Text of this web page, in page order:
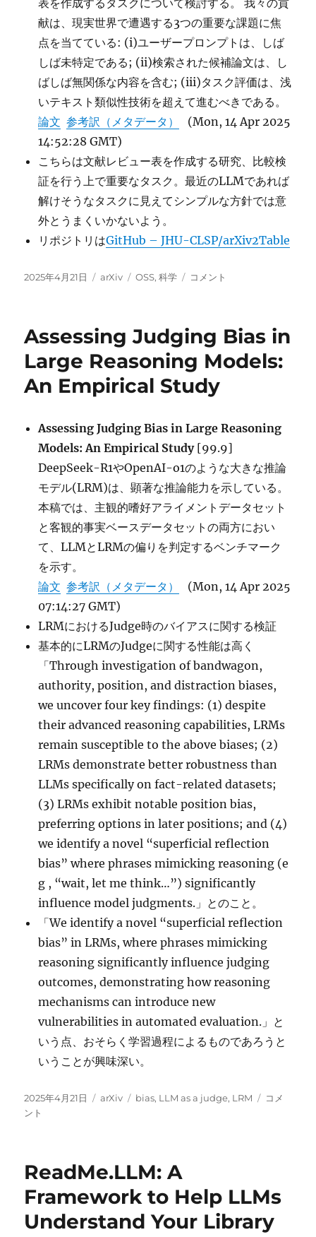
表を作成するタスクについて検討する。 我々の貢
献は、現実世界で遭遇する3つの重要な課題に焦
点を当てている: (i)ユーザープロンプトは、しば
しば未特定である; (ii)検索された候補論文は、し
ばしば無関係な内容を含む; (iii)タスク評価は、浅
いテキスト類似性技術を超えて進むべきである。
論文 参考訳（メタデータ）
(Mon, 14 Apr 2025
14:52:28 GMT)
こちらは文献レビュー表を作成する研究、比較検
証を行う上で重要なタスク。最近のLLMであれば
解けそうなタスクに見えてシンプルな方針では意
外とうまくいかないよう。
リポジトリはGitHub – JHU-CLSP/arXiv2Table
投
2025年4月21日
カ
ー
arXiv
タ
OSS,科学
Ai2
Literature
Synthesis
with
Attribution,
Can
Generate
Summaries
of
Science
Rethinking
the
Evaluation
コメント
Assessing Judging Bias in
Large Reasoning Models:
An Empirical Study
Assessing Judging Bias in Large Reasoning
Models: An Empirical Study [99.9]
DeepSeek-R1やOpenAI-o1のような大きな推論
モデル(LRM)は、顕著な推論能力を示している。
本稿では、主観的嗜好アライメントデータセット
と客観的事実ベースデータセットの両方におい
て、LLMとLRMの偏りを判定するベンチマーク
を示す。
論文 参考訳（メタデータ）
(Mon, 14 Apr 2025
07:14:27 GMT)
LRMにおけるJudge時のバイアスに関する検証
基本的にLRMのJudgeに関する性能は高く
「Through investigation of bandwagon,
authority, position, and distraction biases,
we uncover four key findings: (1) despite
their advanced reasoning capabilities, LRMs
remain susceptible to the above biases; (2)
LRMs demonstrate better robustness than
LLMs specifically on fact-related datasets;
(3) LRMs exhibit notable position bias,
preferring options in later positions; and (4)
we identify a novel “superficial reflection
bias” where phrases mimicking reasoning (e
g , “wait, let me think…”) significantly
influence model judgments.」とのこと。
「We identify a novel “superficial reflection
bias” in LRMs, where phrases mimicking
reasoning significantly influence judging
outcomes, demonstrating how reasoning
mechanisms can introduce new
vulnerabilities in automated evaluation.」と
いう点、おそらく学習過程によるものであろうと
いうことが興味深い。
投
稿
2025年4月21日
カ
arXiv
タ
bias, LLM as a judge, LRM
Assessing
An
Empirical
Study
コメ
ント
ReadMe.LLM: A
Framework to Help LLMs
Understand Your Library